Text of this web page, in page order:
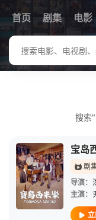
首页 剧集 电影
搜索
宝岛
剧
导演：
主演：